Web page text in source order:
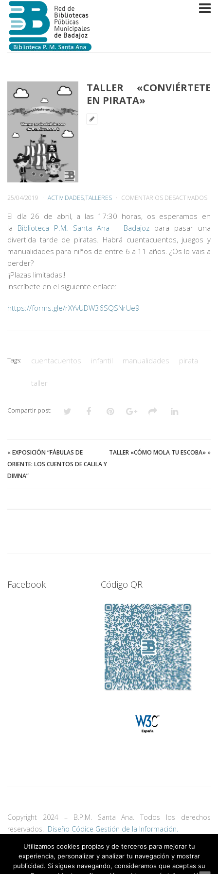
TALLER «CONVIÉRTETE
EN PIRATA»
25/04/2019 ACTIVIDADES,TALLERES COMENTARIOS DESACTIVADOSEN
EN
El día 26 de abril, a las 17:30 horas, os esperamos en
la Biblioteca P.M. Santa Ana – Badajozpara pasar una
divertida tarde de piratas. Habrá cuentacuentos, juegos y
manualidades para niños de entre 6 a 11 años. ¿Os lo vais a
perder?
¡¡Plazas limitadas!!
Inscríbete en el siguiente enlace:
https://forms.gle/rXYvUDW36SQSNrUe9
Tags: cuentacuentos infantil manualidades pirata
taller
Compartir post:
«EXPOSICIÓN “FÁBULAS DE
ORIENTE: LOS CUENTOS DE CALILA Y
DIMNA”
TALLER «CÓMO MOLA TU ESCOBA» »
Facebook Código QR
Copyright 2024 – B.P.M. Santa Ana. Todos los derechos
reservados.
Diseño Códice Gestión de la Información.
Utilizamos cookies propias y de terceros para mejorar tu
experiencia, personalizar y analizar tu navegación y mostrar
publicidad. Si sigues navegando, consideramos que aceptas su